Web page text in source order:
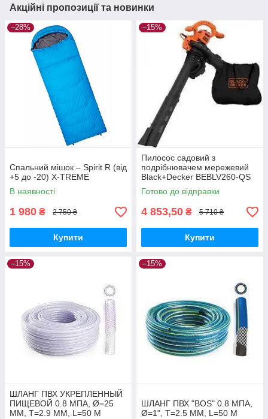
Акційні пропозиції та новинки
–28%
Спальний мішок – Spirit R (від
+5 до -20) X-TREME
В наявності
1 980 ₴ 2 750 ₴
Купити
–15%
Пилосос садовий з
подрібнювачем мережевий
Black+Decker BEBLV260-QS
Готово до відправки
4 853,50 ₴ 5 710 ₴
Купити
–15%
ШЛАНГ ПВХ УКРЕПЛЕННЫЙ
ПИЩЕВОЙ 0.8 МПА, Ø=25
ММ, T=2.9 ММ, L=50 М
–15%
ШЛАНГ ПВХ "BOS" 0.8 МПА,
Ø=1", T=2.5 ММ, L=50 М